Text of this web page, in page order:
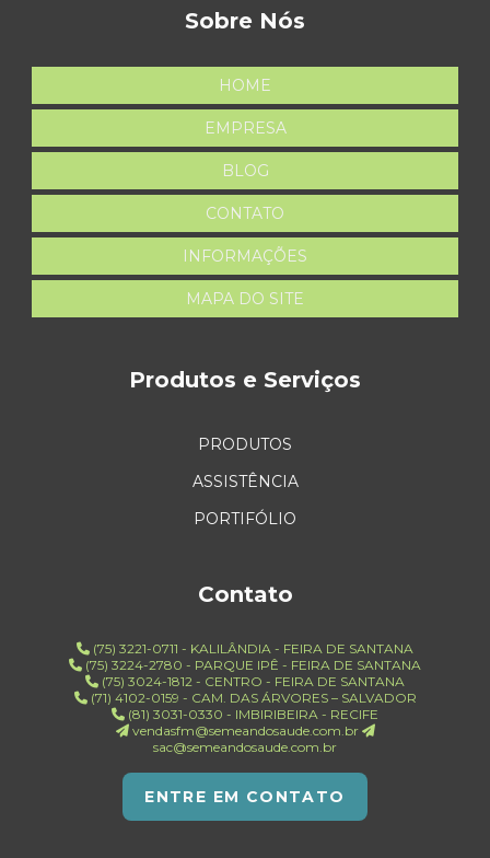
Sobre Nós
HOME
EMPRESA
BLOG
CONTATO
INFORMAÇÕES
MAPA DO SITE
Produtos e Serviços
PRODUTOS
ASSISTÊNCIA
PORTIFÓLIO
Contato
(75) 3221-0711 - KALILÂNDIA - FEIRA DE SANTANA
(75) 3224-2780 - PARQUE IPÊ - FEIRA DE SANTANA
(75) 3024-1812 - CENTRO - FEIRA DE SANTANA
(71) 4102-0159 - CAM. DAS ÁRVORES – SALVADOR
(81) 3031-0330 - IMBIRIBEIRA - RECIFE
vendasfm@semeandosaude.com.br
sac@semeandosaude.com.br
ENTRE EM CONTATO